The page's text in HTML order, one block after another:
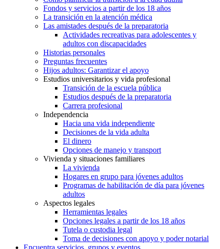
Fondos y servicios a partir de los 18 años
La transición en la atención médica
Las amistades después de la preparatoria
Actividades recreativas para adolescentes y
adultos con discapacidades
Historias personales
Preguntas frecuentes
Hijos adultos: Garantizar el apoyo
Estudios universitarios y vida profesional
Transición de la escuela pública
Estudios después de la preparatoria
Carrera profesional
Independencia
Hacia una vida independiente
Decisiones de la vida adulta
El dinero
Opciones de manejo y transport
Vivienda y situaciones familiares
La vivienda
Hogares en grupo para jóvenes adultos
Programas de habilitación de día para jóvenes
adultos
Aspectos legales
Herramientas legales
Opciones legales a partir de los 18 años
Tutela o custodia legal
Toma de decisiones con apoyo y poder notarial
Encuentra servicios, grupos y eventos